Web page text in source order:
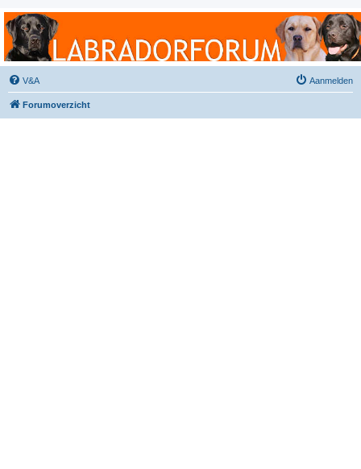
Labradorforum
Het gezelligste Labradorforum van Nederland en België!
V&A Aanmelden
Forumoverzicht